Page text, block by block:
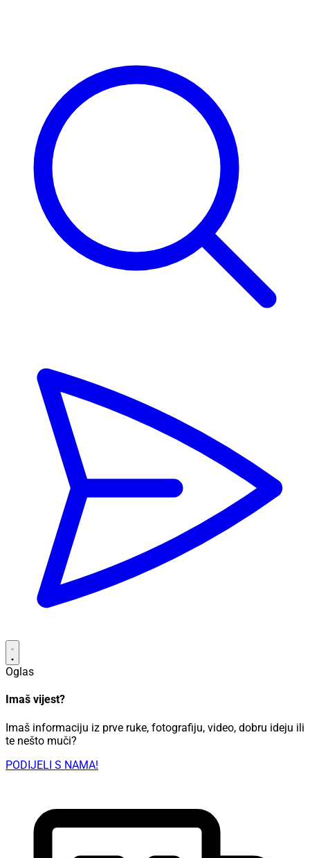
Oglas
Imaš vijest?
Imaš informaciju iz prve ruke, fotografiju, video, dobru ideju ili
te nešto muči?
PODIJELI S NAMA!